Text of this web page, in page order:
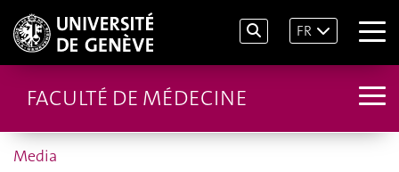
FR
FACULTÉ DE MÉDECINE
Media